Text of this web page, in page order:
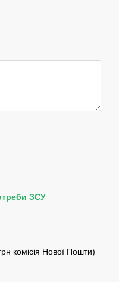
ЗСУ
комісія Нової Пошти)